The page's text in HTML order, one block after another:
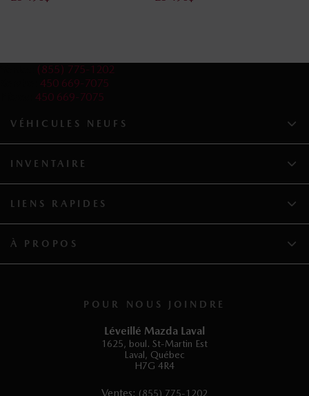
(855) 775-1202
450 669-7075
450 669-7075
POUR NOUS JOINDRE
Léveillé Mazda Laval
1625, boul. St-Martin Est
Laval, Québec
H7G 4R4
Ventes: (855) 775-1202
VÉHICULES NEUFS
INVENTAIRE
LIENS RAPIDES
À PROPOS